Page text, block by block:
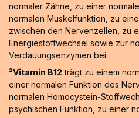
normaler Zähne, zu einer
normalen Muskelfunktion, zu
zwischen den Nervenzellen, zu
Energiestoffwechsel sowie zur
Verdauungsenzymen bei.
²Vitamin B12 trägt zu einem
einer normalen Funktion des
normalen Homocystein-
psychischen Funktion, zu einer